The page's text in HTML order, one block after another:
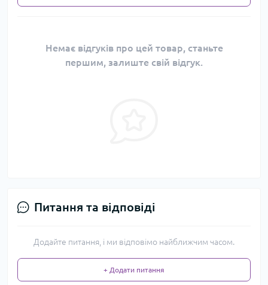
Немає відгуків про цей товар, станьте
першим, залиште свій відгук.
Питання та відповіді
Додайте питання, і ми відповімо найближчим часом.
+ Додати питання